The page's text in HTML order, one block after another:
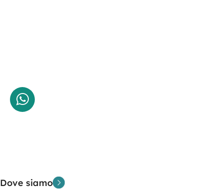
Dove siamo